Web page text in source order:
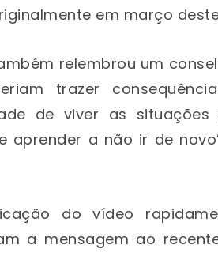
em março
relembrou um
trazer
de viver as
aprender a não ir de
do vídeo
a mensagem ao